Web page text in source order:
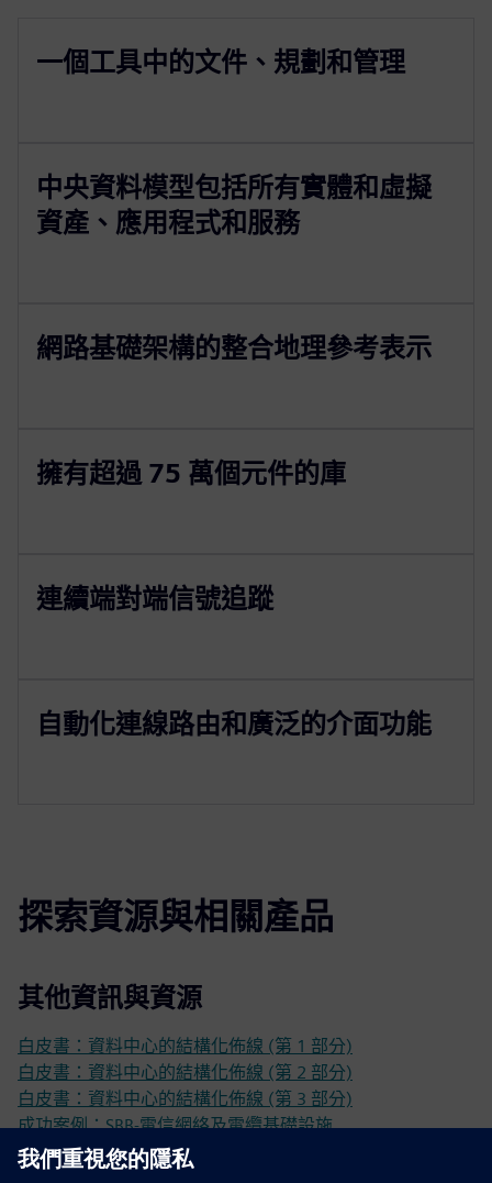
一個工具中的文件、規劃和管理
中央資料模型包括所有實體和虛擬
資產、應用程式和服務
網路基礎架構的整合地理參考表示
擁有超過 75 萬個元件的庫
連續端對端信號追蹤
自動化連線路由和廣泛的介面功能
探索資源與相關產品
其他資訊與資源
白皮書：資料中心的結構化佈線 (第 1 部分)
白皮書：資料中心的結構化佈線 (第 2 部分)
白皮書：資料中心的結構化佈線 (第 3 部分)
成功案例：SBB-電信網絡及電纜基礎設施
更多資訊